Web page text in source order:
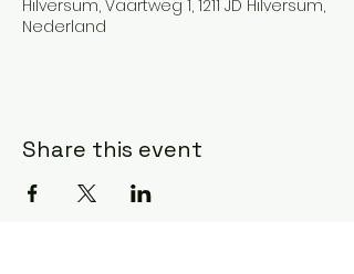
Hilversum, Vaartweg 1, 1211 JD Hilversum,
Nederland
Share this event